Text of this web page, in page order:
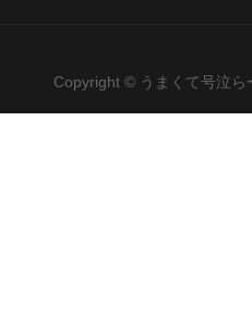
Copyright © うまくて号泣